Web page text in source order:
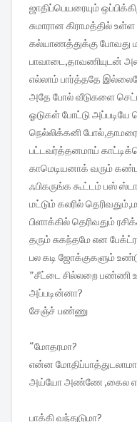
ஜாதிப்பெயரையும்
சுமாரான கிராமத்தில்
கல்யாணத்துக்கு போவது
பாவாடை,தாவணியுடன்
எல்லாம் பார்த்ததே
அதே போல் வீடுகளை
ஓடுகள் போட்டு
நெல்லிக்கனி
பட்டவர்த்தனமாய்
காமெடியனாக் வரும்
ஃபிகருங்க கூட்டம் பஸ்
மட்டும் கலரில்
பிளாக்கில் தெரிவதும்
தரும் சுகந்தமே என
பல கடி ஜோக்குகளும்
”சீட்டை சில்லறை பண்ணி
அப்படின்னா?
சேஞ்ச் பண்ணு
“மோதரமா?
என்ன
அய்யோ அண்ணே ,கைல
பாக்கி வந்துடுமா?